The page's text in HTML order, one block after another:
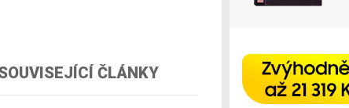
ČLÁNKY